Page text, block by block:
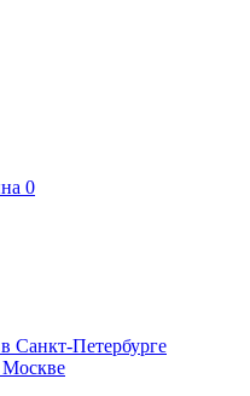
0
Санкт-Петербурге
Москве